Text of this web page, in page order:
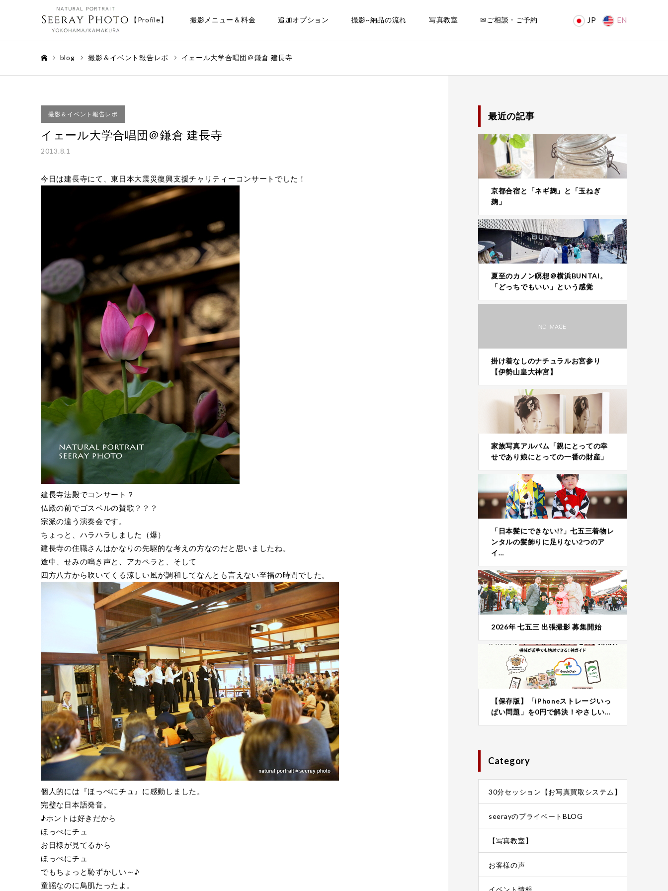
【Profile】 撮影メニュー＆料金 追加オプション 撮影~納品の流れ 写真教室 ✉ご相談・ご予約 JP EN
blog 撮影＆イベント報告レポ イェール大学合唱団＠鎌倉 建長寺
撮影＆イベント報告レポ
イェール大学合唱団＠鎌倉 建長寺
2013.8.1
今日は建長寺にて、東日本大震災復興支援チャリティーコンサートでした！
建長寺法殿でコンサート？
仏殿の前でゴスペルの賛歌？？？
宗派の違う演奏会です。
ちょっと、ハラハラしました（爆）
建長寺の住職さんはかなりの先駆的な考えの方なのだと思いましたね。
途中、せみの鳴き声と、アカペラと、そして
四方八方から吹いてくる涼しい風が調和してなんとも言えない至福の時間でした。
個人的には『ほっぺにチュ』に感動しました。
完璧な日本語発音。
♪ホントは好きだから
ほっぺにチュ
お日様が見てるから
ほっぺにチュ
でもちょっと恥ずかしい～♪
童謡なのに鳥肌たったよ。
最近の記事
京都合宿と「ネギ麹」と「玉ねぎ
麹」
夏至のカノン瞑想＠横浜BUNTAI。
「どっちでもいい」という感覚
掛け着なしのナチュラルお宮参り
【伊勢山皇大神宮】
家族写真アルバム「親にとっての幸
せであり娘にとっての一番の財産」
「日本髪にできない!?」七五三着物レ
ンタルの髪飾りに足りない2つのア
イ…
2026年 七五三 出張撮影 募集開始
【保存版】「iPhoneストレージいっ
ぱい問題」を0円で解決！やさしい…
Category
30分セッション【お写真買取システム】
seerayのプライベートBLOG
【写真教室】
お客様の声
イベント情報